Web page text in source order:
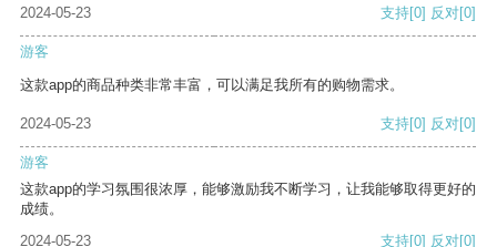
2024-05-23 支持[0] 反对[0]
游客
这款app的商品种类非常丰富，可以满足我所有的购物需求。
2024-05-23 支持[0] 反对[0]
游客
这款app的学习氛围很浓厚，能够激励我不断学习，让我能够取得更好的
成绩。
2024-05-23
支持[0] 反对[0]